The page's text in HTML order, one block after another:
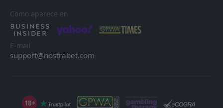
Como aparece en
E-mail
support@nostrabet.com
18+